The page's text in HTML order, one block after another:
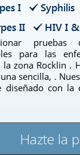
I
Syphilis
II HIV I
pruebas
para las
zona Rocklin .
sencilla, .
diseñado con la
Hazte la